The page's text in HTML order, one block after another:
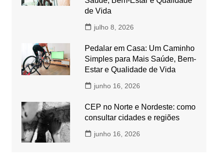
de Vida
julho 8, 2026
Pedalar em Casa: Um Caminho
Simples para Mais Saúde, Bem-
Estar e Qualidade de Vida
junho 16, 2026
CEP no Norte e Nordeste: como
consultar cidades e regiões
junho 16, 2026